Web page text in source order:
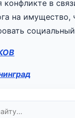
в
на имущество,